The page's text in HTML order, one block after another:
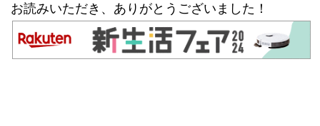
お読みいただき、ありがとうございました！